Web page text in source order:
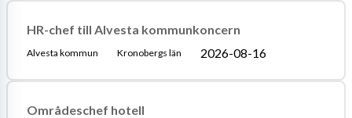
HR-chef till Alvesta kommunkoncern
Alvesta kommun Kronobergs län 2026-08-16
Områdeschef hotell